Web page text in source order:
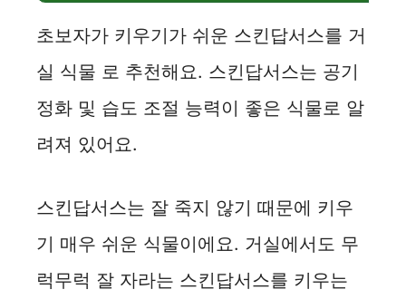
초보자가 키우기가 쉬운 스킨답서스를 거
실 식물 로 추천해요. 스킨답서스는 공기
정화 및 습도 조절 능력이 좋은 식물로 알
려져 있어요.
스킨답서스는 잘 죽지 않기 때문에 키우
기 매우 쉬운 식물이에요. 거실에서도 무
럭무럭 잘 자라는 스킨답서스를 키우는